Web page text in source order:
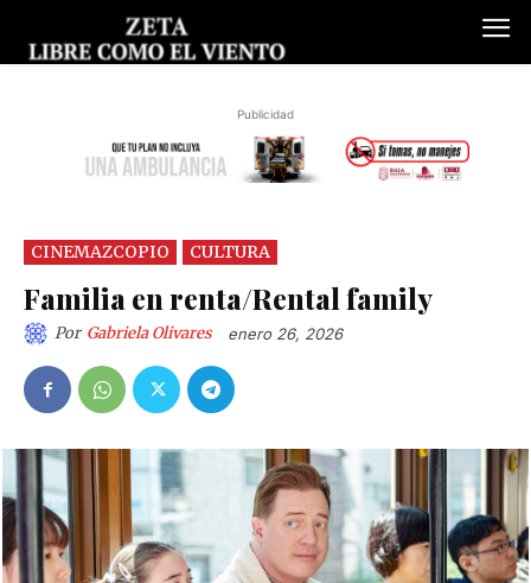
Publicidad
CINEMAZCOPIO CULTURA
Familia en renta/Rental family
Por Gabriela Olivares enero 26, 2026